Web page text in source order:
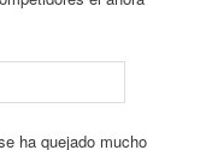
ha quejado mucho